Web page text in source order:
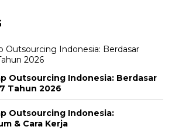
Outsourcing Indonesia: Berdasar
Tahun 2026
Outsourcing Indonesia:
& Cara Kerja